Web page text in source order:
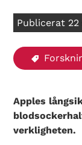
Publicerat
Apples
verkligheten.